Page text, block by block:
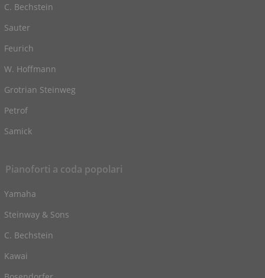
C. Bechstein
Sauter
Feurich
W. Hoffmann
Grotrian Steinweg
Petrof
Samick
Pianoforti a coda popolari
Yamaha
Steinway & Sons
C. Bechstein
Kawai